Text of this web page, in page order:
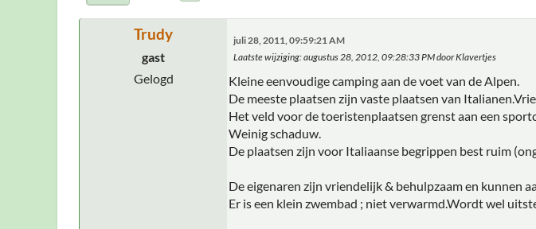
Trudy
gast
Gelogd
juli 28, 2011, 09:59:21 AM
Laatste wijziging: augustus 28, 2012, 09:28:33 PM door Klavertjes
Kleine eenvoudige camping aan de voet van de Alpen.
De meeste plaatsen zijn vaste plaatsen van
Het veld voor de toeristenplaatsen grenst aan een
Weinig schaduw.
De plaatsen zijn voor Italiaanse begrippen best ruim
De eigenaren zijn vriendelijk & behulpzaam en kunnen
Er is een klein zwembad ; niet verwarmd.Wordt wel